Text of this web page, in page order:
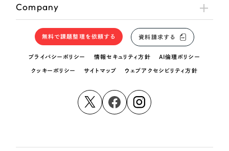
Company
無料で課題整理を依頼する 資料請求する
プライバシーポリシー 情報セキュリティ方針 AI倫理ポリシー
クッキーポリシー サイトマップ ウェブアクセシビリティ方針